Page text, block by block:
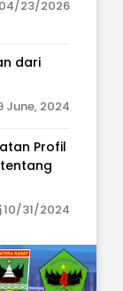
23/2026
dari
June, 2024
Profil
10/31/2024